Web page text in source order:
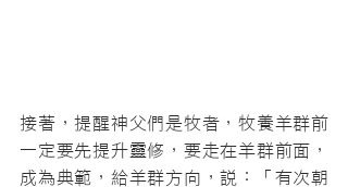
接著，提醒神父們是牧者，牧養羊群前
一定要先提升靈修，要走在羊群前面，
成為典範，給羊群方向，說：「有次朝